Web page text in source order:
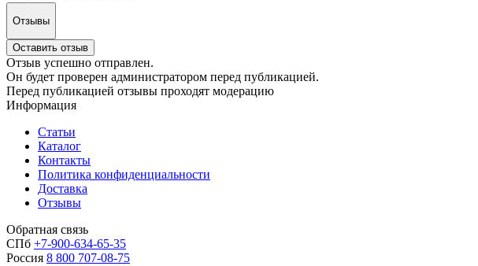
Отзывы
Оставить отзыв
Отзыв успешно отправлен.
Он будет проверен администратором перед публикацией.
Перед публикацией отзывы проходят модерацию
Информация
Статьи
Каталог
Контакты
Политика конфиденциальности
Доставка
Отзывы
Обратная связь
СПб +7-900-634-65-35
Россия 8 800 707-08-75